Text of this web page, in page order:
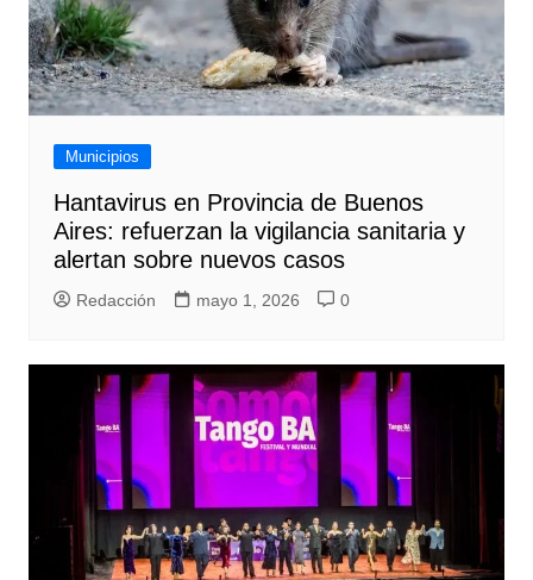
Municipios
Hantavirus en Provincia de Buenos
Aires: refuerzan la vigilancia sanitaria y
alertan sobre nuevos casos
Redacción mayo 1, 2026 0